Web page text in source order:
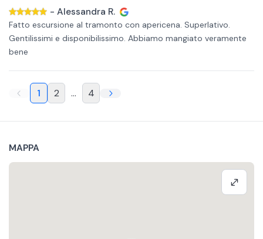
- Alessandra R.
Fatto escursione al tramonto con apericena. Superlativo.
Gentilissimi e disponibilissimo. Abbiamo mangiato veramente
bene
1 2 ... 4
MAPPA